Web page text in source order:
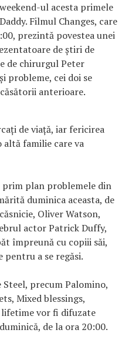
ul acesta primele
Filmul Changes, care
prezintă povestea unei
de știri de
de chirurgul Peter
probleme, cei doi se
anterioare.
de viață, iar fericirea
familie care va
prim plan problemele din
duminica aceasta, de
Oliver Watson,
actor Patrick Duffy,
împreună cu copiii săi,
pentru a se regăsi.
precum Palomino,
Mixed blessings,
lifetime vor fi difuzate
de la ora 20:00.